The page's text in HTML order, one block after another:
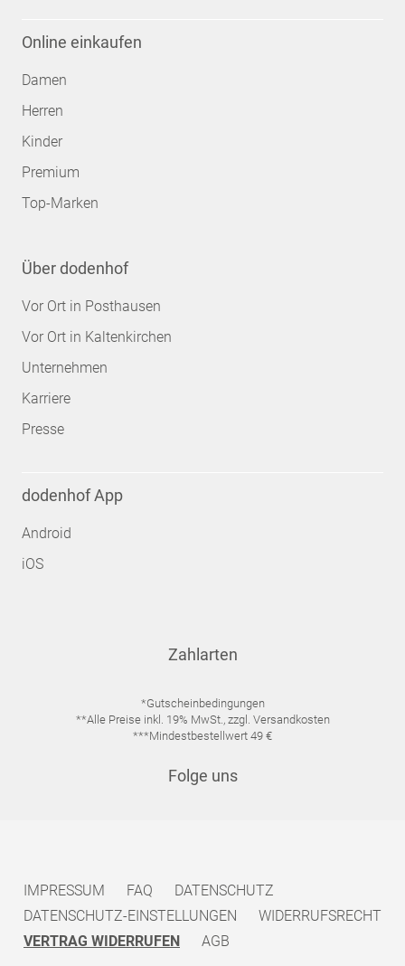
Online einkaufen
Damen
Herren
Kinder
Premium
Top-Marken
Über dodenhof
Vor Ort in Posthausen
Vor Ort in Kaltenkirchen
Unternehmen
Karriere
Presse
dodenhof App
Android
iOS
Zahlarten
*Gutscheinbedingungen
**Alle Preise inkl. 19% MwSt., zzgl. Versandkosten
***Mindestbestellwert 49 €
Folge uns
IMPRESSUM FAQ
DATENSCHUTZ
DATENSCHUTZ-EINSTELLUNGEN
WIDERRUFSRECHT
VERTRAG WIDERRUFEN
AGB